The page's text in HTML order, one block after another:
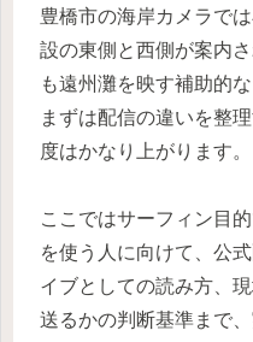
豊橋市の海岸カメラで
設の東側と西側が案内
も遠州灘を映す補助的
まずは配信の違いを整
度はかなり上がります。
ここではサーフィン目
を使う人に向けて、公
イブとしての読み方、
送るかの判断基準まで